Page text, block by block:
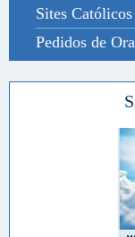
Sites Católicos
Pedidos de